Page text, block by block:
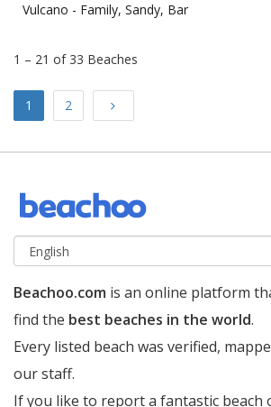
Vulcano - Family, Sandy, Bar
1 – 21 of 33 Beaches
1 2 Next
Beachoo.com is an online platform
find the best beaches in the world.
Every listed beach was verified,
our staff.
If you like to report a fantastic beach